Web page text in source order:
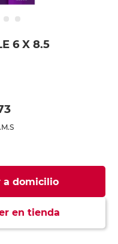
6 X 8.5
a domicilio
en tienda